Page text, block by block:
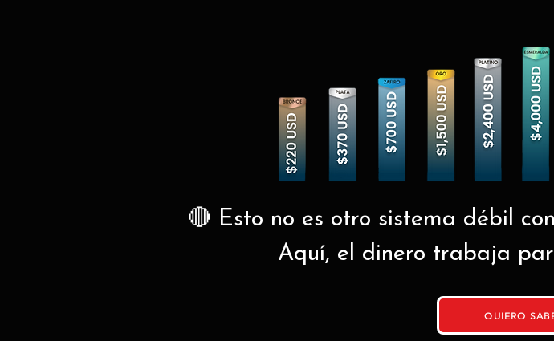
🔴 Esto no es otro sistema débil
Aquí, el dinero trabaja
QUIERO